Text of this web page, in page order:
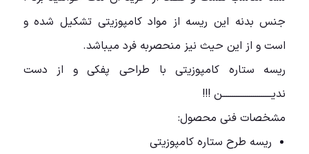
جنس بدنه این ریسه از مواد کامپوزیتی تشکیل شده و
است و از این حیث نیز منحصربه فرد میباشد.
ریسه ستاره کامپوزیتی با طراحی پفکی و از دست
ندیــــــــــــــــــــــــن !!!
مشخصات فنی محصول:
ریسه طرح ستاره کامپوزیتی